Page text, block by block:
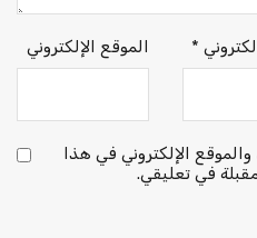
* الموقع الإلكتروني
الإلكتروني في هذا
في تعليقي.